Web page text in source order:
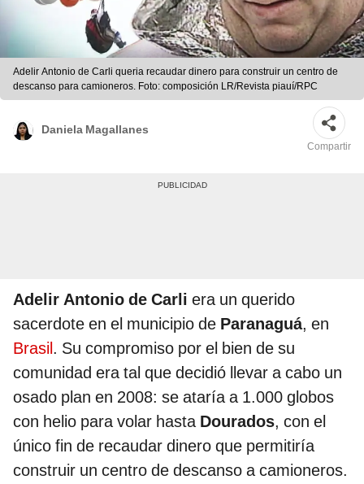
Adelir Antonio de Carli queria recaudar dinero para construir un centro de
descanso para camioneros. Foto: composición LR/Revista piauí/RPC
Daniela Magallanes
Compartir
Adelir Antonio de Carli era un querido
sacerdote en el municipio de Paranaguá, en
Brasil. Su compromiso por el bien de su
comunidad era tal que decidió llevar a cabo un
osado plan en 2008: se ataría a 1.000 globos
con helio para volar hasta Dourados, con el
único fin de recaudar dinero que permitiría
construir un centro de descanso a camioneros.